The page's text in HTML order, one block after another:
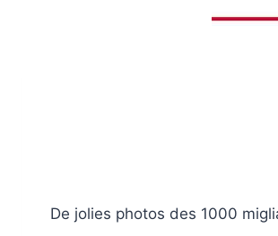
De jolies photos des 1000